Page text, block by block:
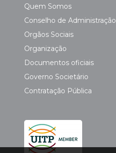
Quem Somos
Conselho de Administração
Orgãos Sociais
Organização
Documentos oficiais
Governo Societário
Contratação Pública